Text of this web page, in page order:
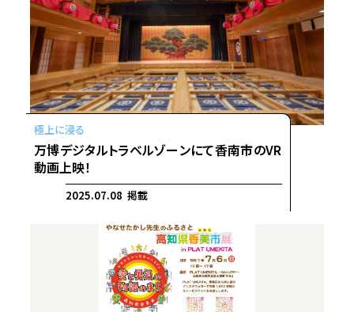
万博デジタルトラベルゾーンにて香南市のVR
動画上映！
2025.07.08 掲載